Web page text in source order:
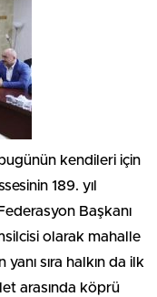
kendileri için
189. yıl
Başkanı
olarak mahalle
sıra halkın da ilk
arasında köprü